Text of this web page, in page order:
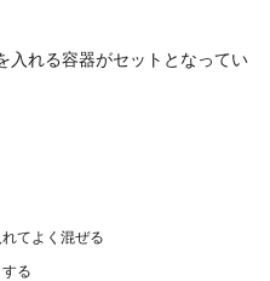
入れる容器がセットとなってい
てよく混ぜる
る